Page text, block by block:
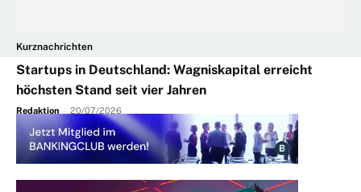
Kurznachrichten
Startups in Deutschland: Wagniskapital erreicht
höchsten Stand seit vier Jahren
Redaktion - 20/07/2026